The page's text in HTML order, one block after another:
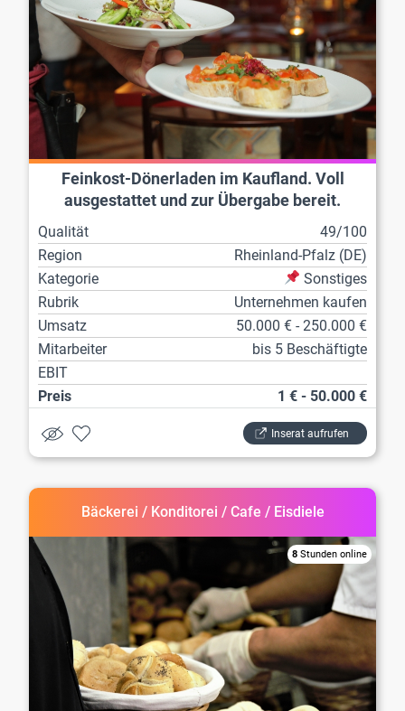
Feinkost-Dönerladen im Kaufland. Voll
ausgestattet und zur Übergabe bereit.
Qualität
49/100
Region
Rheinland-Pfalz (DE)
Kategorie
Sonstiges
Rubrik
Unternehmen kaufen
Umsatz
50.000 € - 250.000 €
Mitarbeiter
bis 5 Beschäftigte
EBIT
Preis
1 € - 50.000 €
Inserat aufrufen
Bäckerei / Konditorei / Cafe / Eisdiele
8 Stunden online